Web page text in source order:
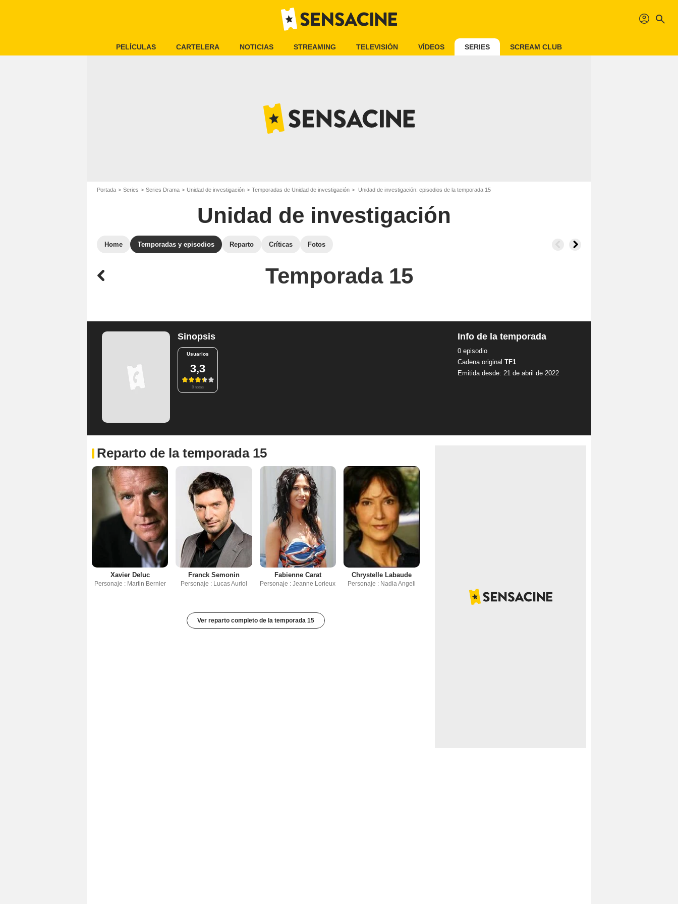
profil search
PELÍCULAS CARTELERA NOTICIAS STREAMING TELEVISIÓN VÍDEOS SERIES SCREAM CLUB
Portada Series Series Drama Unidad de investigación Temporadas de Unidad de investigación Unidad de investigación: episodios de la temporada 15
Unidad de investigación
Home Temporadas y episodios Reparto Críticas Fotos
Temporada 15
Sinopsis
Usuarios
3,3
8 notas
Info de la temporada
0 episodio
Cadena original TF1
Emitida desde: 21 de abril de 2022
Reparto de la temporada 15
Xavier Deluc
Personaje : Martin Bernier
Franck Semonin
Personaje : Lucas Auriol
Fabienne Carat
Personaje : Jeanne Lorieux
Chrystelle Labaude
Personaje : Nadia Angeli
Ver reparto completo de la temporada 15